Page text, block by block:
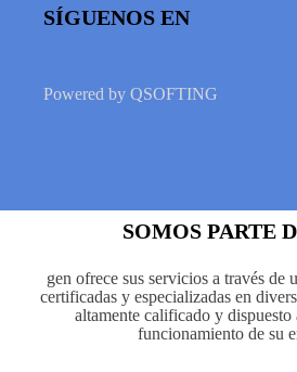
SÍGUENOS EN
Powered by QSOFTING
SOMOS PARTE
gen ofrece sus servicios a través de
certificadas y especializadas en
altamente calificado y dispuesto
funcionamiento de su